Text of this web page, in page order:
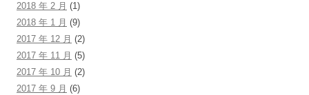
2018 年 2 月 (1)
2018 年 1 月 (9)
2017 年 12 月 (2)
2017 年 11 月 (5)
2017 年 10 月 (2)
2017 年 9 月 (6)